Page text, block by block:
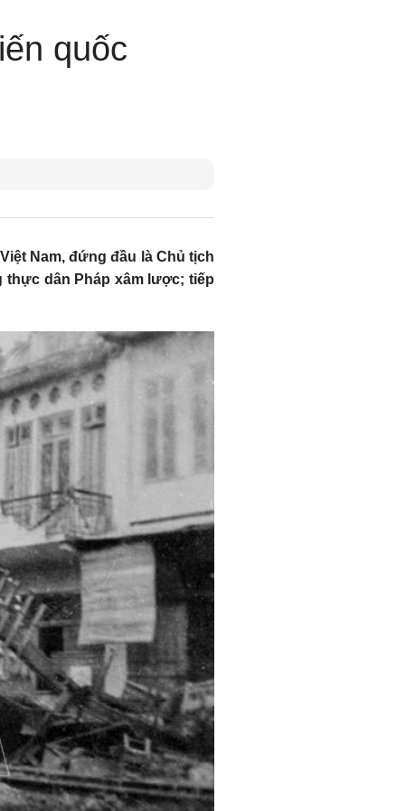
quốc
Nam, đứng đầu là Chủ tịch
thực dân Pháp xâm lược; tiếp